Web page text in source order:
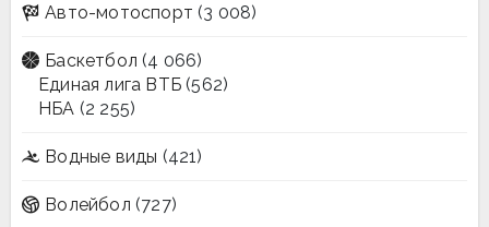
Авто-мотоспорт (3 008)
Баскетбол (4 066)
Единая лига ВТБ (562)
НБА (2 255)
Водные виды (421)
Волейбол (727)